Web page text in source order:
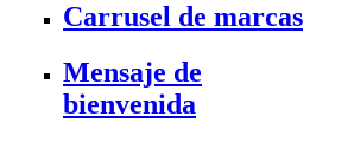
Carrusel de marcas
Mensaje de
bienvenida